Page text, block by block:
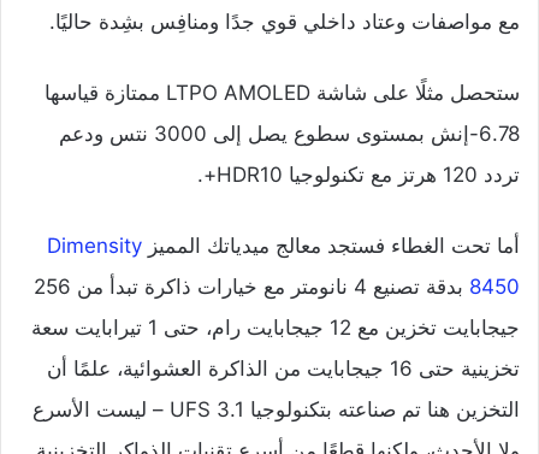
مع مواصفات وعتاد داخلي قوي جدًا ومنافِس بشِدة حاليًا.
ستحصل مثلًا على شاشة LTPO AMOLED ممتازة قياسها
6.78-إنش بمستوى سطوع يصل إلى 3000 نتس ودعم
تردد 120 هرتز مع تكنولوجيا HDR10+.
أما تحت الغطاء فستجد معالج ميدياتك المميز Dimensity
8450
بدقة تصنيع 4 نانومتر مع خيارات ذاكرة تبدأ من 256
جيجابايت تخزين مع 12 جيجابايت رام، حتى 1 تيرابايت سعة
تخزينية حتى 16 جيجابايت من الذاكرة العشوائية، علمًا أن
التخزين هنا تم صناعته بتكنولوجيا UFS 3.1 – ليست الأسرع